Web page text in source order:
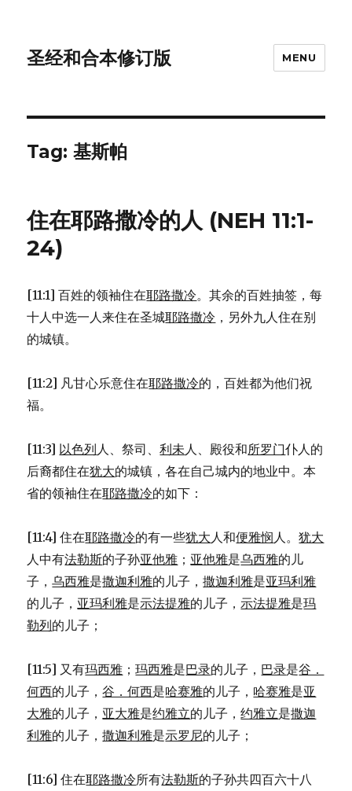
圣经和合本修订版 MENU
Tag: 基斯帕
住在耶路撒冷的人 (NEH 11:1-
24)
[11:1] 百姓的领袖住在耶路撒冷。其余的百姓抽签，每
十人中选一人来住在圣城耶路撒冷 ，另外九人住在别
的城镇。
[11:2] 凡甘心乐意住在耶路撒冷的，百姓都为他们祝
福。
[11:3] 以色列人、祭司、利未人、殿役和所罗门仆人的
后裔都住在犹大的城镇，各在自己城内的地业中。本
省的领袖住在耶路撒冷的如下：
[11:4] 住在耶路撒冷的有一些犹大人和便雅悯人。犹大
人中有法勒斯的子孙亚他雅 ； 亚他雅是乌西雅的儿
子，乌西雅是撒迦利雅的儿子，撒迦利雅是亚玛利雅
的儿子， 亚玛利雅是示法提雅的儿子，示法提雅是玛
勒列的儿子；
[11:5] 又有玛西雅 ；玛西雅是巴录的儿子， 巴录是谷．
何西的儿子，谷．何西是哈赛雅的儿子， 哈赛雅是亚
大雅的儿子， 亚大雅是约雅立的儿子，约雅立是撒迦
利雅的儿子，撒迦利雅是示罗尼的儿子；
[11:6] 住在耶路撒冷所有法勒斯的子孙共四百六十八